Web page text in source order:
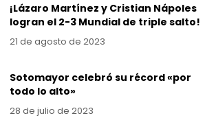
¡Lázaro Martínez y Cristian Nápoles
logran el 2-3 Mundial de triple salto!
21 de agosto de 2023
Sotomayor celebró su récord «por
todo lo alto»
28 de julio de 2023